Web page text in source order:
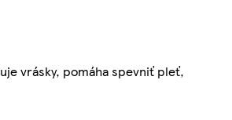
vrásky, pomáha spevniť pleť,